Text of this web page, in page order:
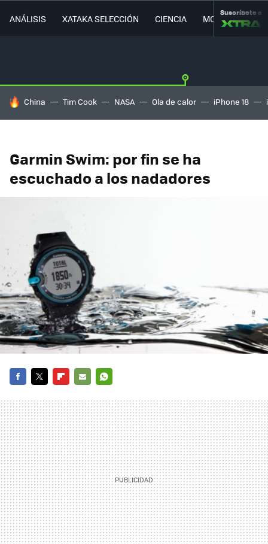
ANÁLISIS XATAKA SELECCIÓN CIENCIA MOVILIDAD
Suscríbete a
HOY SE HABLA DE
China Tim Cook NASA Ola de calor iPhone 18
Garmin Swim: por fin se ha
escuchado a los nadadores
MAIL